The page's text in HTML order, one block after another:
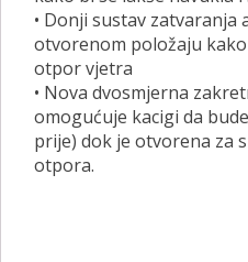
• Donji sustav zatvaranja
otvorenom položaju
otpor vjetra
• Nova dvosmjerna
omogućuje kacigi da
prije) dok je otvorena za
otpora.